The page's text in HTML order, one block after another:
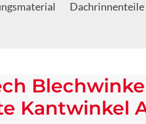
Dachrinnenteile
Kantwinkel